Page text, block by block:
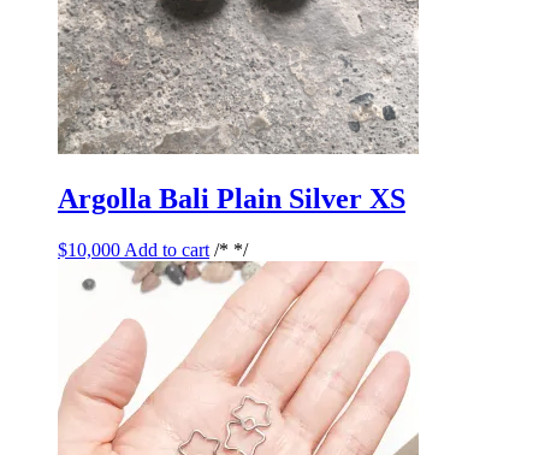
Argolla Bali Plain Silver XS
$10,000 Add to cart /* */